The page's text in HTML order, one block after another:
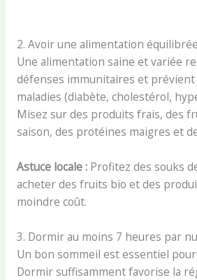
2. Avoir une alimentation équilibrée
Une alimentation saine et variée
défenses immunitaires et
maladies (diabète, cholestérol,
Misez sur des produits frais, des
saison, des protéines maigres et
Astuce locale :Profitez des souks
acheter des fruits bio et des
moindre coût.
3. Dormir au moins 7 heures par
Un bon sommeil est essentiel
Dormir suffisamment favorise la